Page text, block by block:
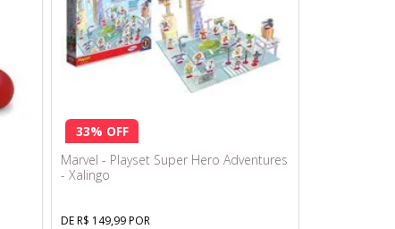
33% OFF
Marvel - Playset Super Hero Adventures
- Xalingo
DE R$ 149,99 POR